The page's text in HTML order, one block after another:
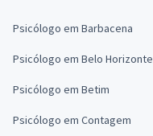
Psicólogo em Barbacena
Psicólogo em Belo Horizonte
Psicólogo em Betim
Psicólogo em Contagem